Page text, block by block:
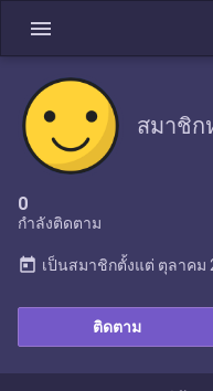
menu
สมาชิก
0
กำลังติดตาม
ติดตาม
today เป็นสมาชิกตั้งแต่ ตุลาคม